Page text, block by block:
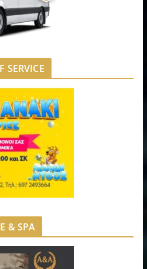
& SPA